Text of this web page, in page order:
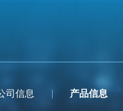
司信息 产品信息